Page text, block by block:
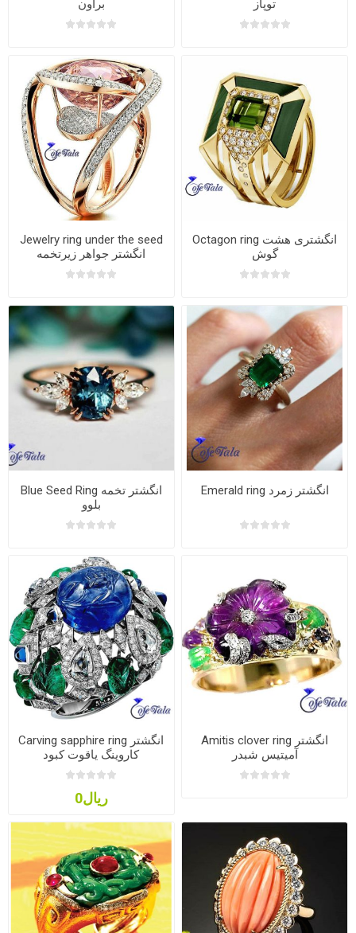
براون توپاز
Jewelry ring under the seed
انگشتر جواهر زیرتخمه
Octagon ring انگشتری هشت
گوش
Blue Seed Ring انگشتر تخمه
بلوو
Emerald ring انگشتر زمرد
Carving sapphire ring انگشتر
کاروینگ یاقوت کبود
ریال0
Amitis clover ring انگشتر
آمیتیس شبدر